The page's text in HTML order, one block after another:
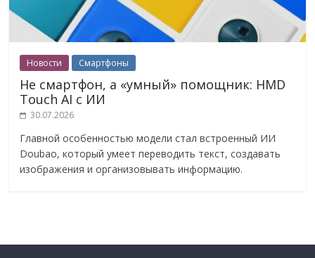
Новости Смартфоны
Не смартфон, а «умный» помощник: HMD
Touch AI с ИИ
30.07.2026
Главной особенностью модели стал встроенный ИИ
Doubao, который умеет переводить текст, создавать
изображения и организовывать информацию.